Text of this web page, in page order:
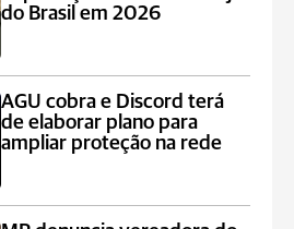
do Brasil em 2026
AGU cobra e Discord terá
de elaborar plano para
ampliar proteção na rede